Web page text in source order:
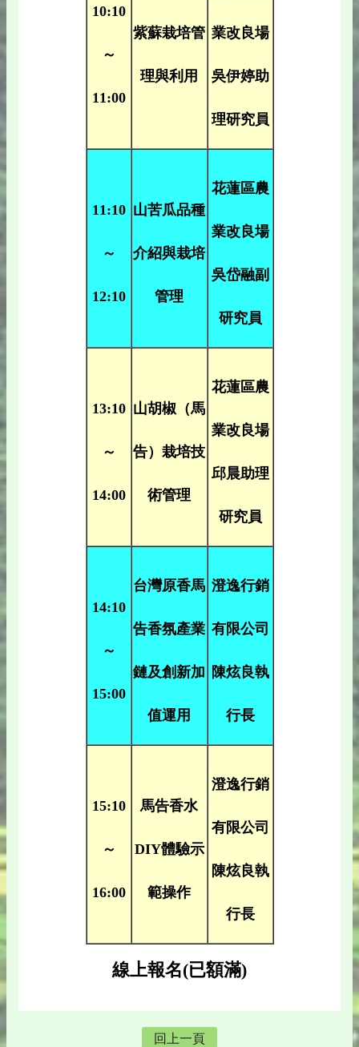
10:10
～
11:00
紫蘇栽培管
理與利用
業改良場
吳伊婷助
理研究員
11:10
～
12:10
山苦瓜品種
介紹與栽培
管理
花蓮區農
業改良場
吳岱融副
研究員
13:10
～
14:00
山胡椒（馬
告）栽培技
術管理
花蓮區農
業改良場
邱晨助理
研究員
14:10
～
15:00
台灣原香馬
告香氛產業
鏈及創新加
值運用
澄逸行銷
有限公司
陳炫良執
行長
15:10
～
16:00
馬告香水
DIY體驗示
範操作
澄逸行銷
有限公司
陳炫良執
行長
線上報名(已額滿)
回上一頁